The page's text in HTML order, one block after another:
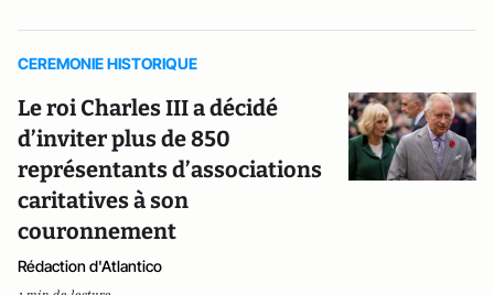
CEREMONIE HISTORIQUE
Le roi Charles III a décidé
d’inviter plus de 850
représentants d’associations
caritatives à son
couronnement
Rédaction d'Atlantico